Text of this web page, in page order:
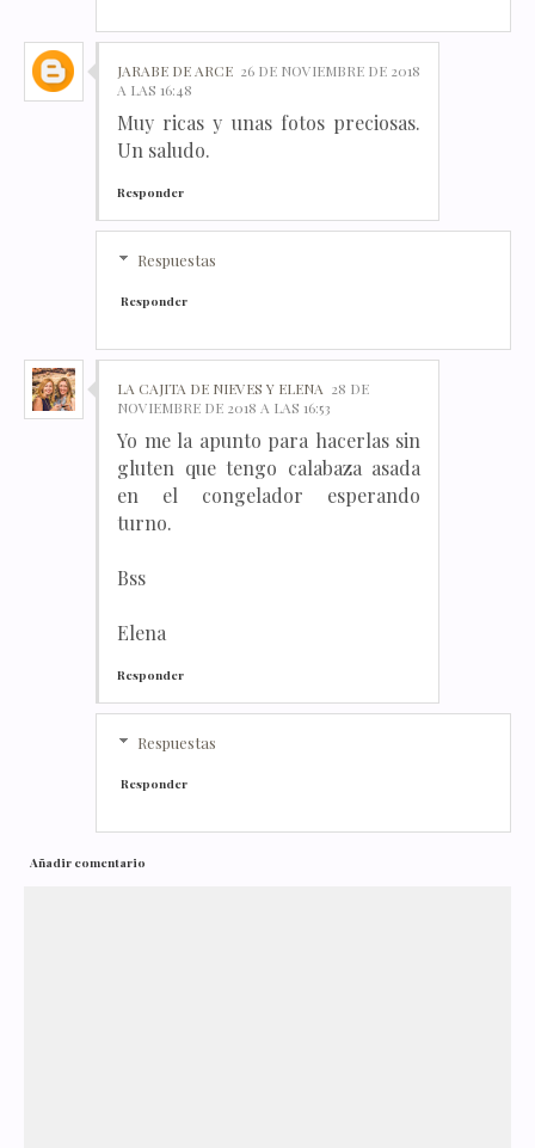
JARABE DE ARCE 26 DE NOVIEMBRE DE 2018
A LAS 16:48
Muy ricas y unas fotos preciosas.
Un saludo.
Responder
Respuestas
Responder
LA CAJITA DE NIEVES Y ELENA 28 DE
NOVIEMBRE DE 2018 A LAS 16:53
Yo me la apunto para hacerlas sin
gluten que tengo calabaza asada
en el congelador esperando
turno.
Bss
Elena
Responder
Respuestas
Responder
Añadir comentario